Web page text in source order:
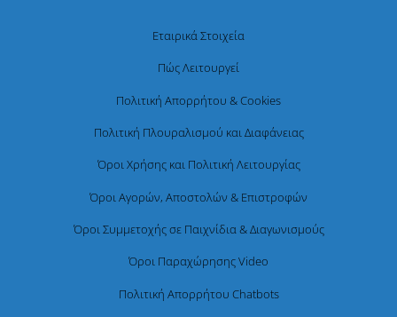
Εταιρικά Στοιχεία
Πώς Λειτουργεί
Πολιτική Απορρήτου & Cookies
Πολιτική Πλουραλισμού και Διαφάνειας
Όροι Χρήσης και Πολιτική Λειτουργίας
Όροι Αγορών, Αποστολών & Επιστροφών
Όροι Συμμετοχής σε Παιχνίδια & Διαγωνισμούς
Όροι Παραχώρησης Video
Πολιτική Απορρήτου Chatbots